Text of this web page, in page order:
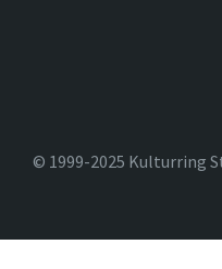
© 1999-2025 Kulturring